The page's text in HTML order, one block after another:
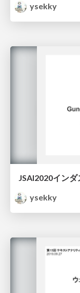
ysekky
ysekky